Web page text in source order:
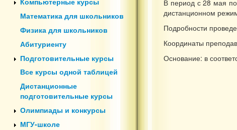
Математика для школьников
Физика для школьников
Абитуриенту
Подготовительные курсы
Все курсы одной таблицей
Дистанционные
подготовительные курсы
Олимпиады и конкурсы
МГУ-школе
В период с 28 мая по
дистанционном
Подробности
Координаты
Основание: в